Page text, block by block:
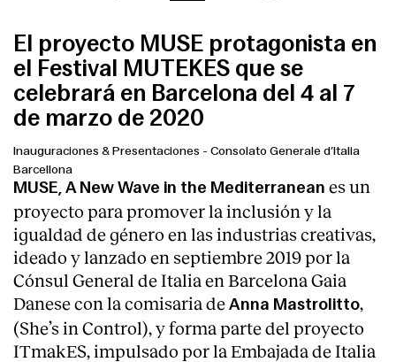
El proyecto MUSE protagonista en
el Festival MUTEKES que se
celebrará en Barcelona del 4 al 7
de marzo de 2020
Inauguraciones & Presentaciones - Consolato Generale d’Italia
Barcellona
MUSE, A New Wave in the Mediterranean es un
proyecto para promover la inclusión y la
igualdad de género en las industrias creativas,
ideado y lanzado en septiembre 2019 por la
Cónsul General de Italia en Barcelona Gaia
Danese con la comisaria de Anna Mastrolitto,
(She’s in Control), y forma parte del proyecto
ITmakES, impulsado por la Embajada de Italia